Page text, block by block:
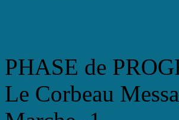
PHASE de
Le Corbeau